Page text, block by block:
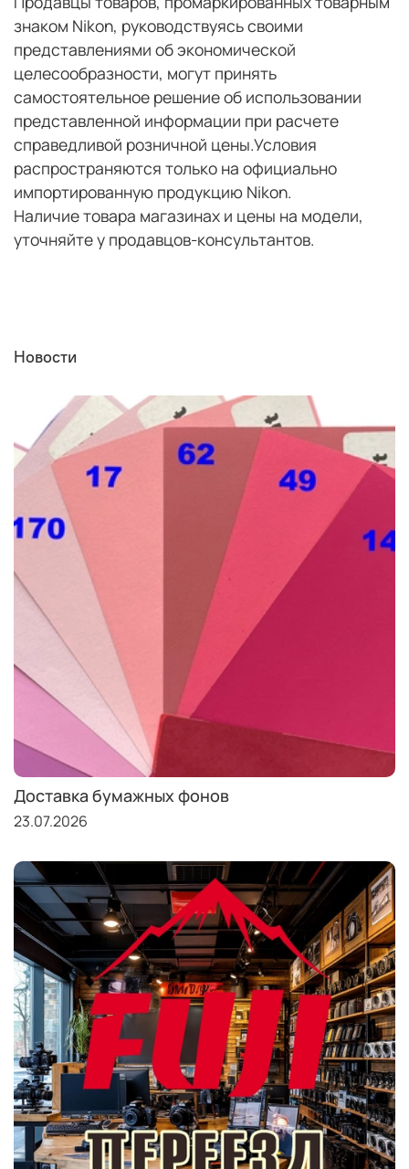
знаком Nikon, руководствуясь своими
представлениями об экономической
целесообразности, могут принять
самостоятельное решение об использовании
представленной информации при расчете
справедливой розничной цены.Условия
распространяются только на официально
импортированную продукцию Nikon.
Наличие товара магазинах и цены на модели,
уточняйте у продавцов-консультантов.
Новости
Доставка бумажных фонов
23.07.2026